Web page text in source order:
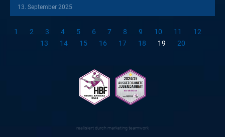
13. September 2025
1 2 3 4 5 6 7 8 9 10 11
12
13
14 15 16 17 18 19 20
realisiert durch marketing teamwork